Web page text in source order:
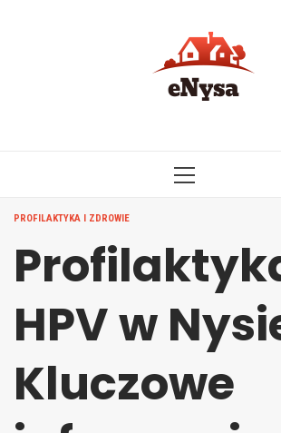
PRIMARY
PROFILAKTYKA I ZDROWIE
HPV w
Kluczowe